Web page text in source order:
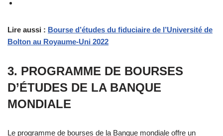
Lire aussi : Bourse d’études du fiduciaire de l’Université de
Bolton au Royaume-Uni 2022
3. PROGRAMME DE BOURSES
D’ÉTUDES DE LA BANQUE
MONDIALE
Le programme de bourses de la Banque mondiale offre un